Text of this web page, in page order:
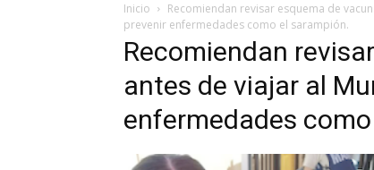
Inicio Recomiendan revisar esquema de
prevenir enfermedades como el sarampión.
Recomiendan
antes de viajar al
enfermedades